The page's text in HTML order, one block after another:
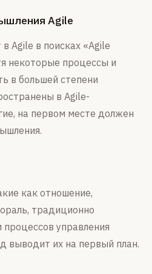
Agile
Agile в поисках «Agile
некоторые процессы и
в большей степени
в Agile-
на первом месте должен
как отношение,
традиционно
управления
выводит их на первый план.